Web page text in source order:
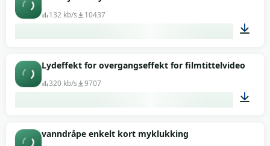
132 kb/s 10437
00:01
Lydeffekt for overgangseffekt for filmtittelvideo
320 kb/s 9707
vanndråpe enkelt kort myklukking